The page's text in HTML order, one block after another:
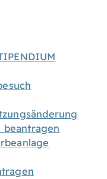
beantragen